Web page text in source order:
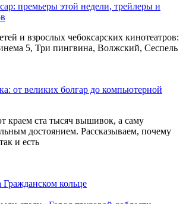
премьеры этой недели, трейлеры и
и взрослых чебоксарских кинотеатров:
5, Три пингвина, Волжский, Сеспель
от великих болгар до компьютерной
краем ста тысяч вышивок, а саму
достоянием. Рассказываем, почему
и есть
кольце